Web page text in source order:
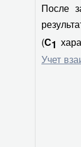
После
(С1
Учет